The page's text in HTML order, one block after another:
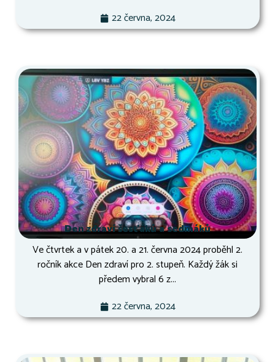
22 června, 2024
Den zdraví šesťáků a sedmáků
Ve čtvrtek a v pátek 20. a 21. června 2024 proběhl 2.
ročník akce Den zdraví pro 2. stupeň. Každý žák si
předem vybral 6 z...
22 června, 2024